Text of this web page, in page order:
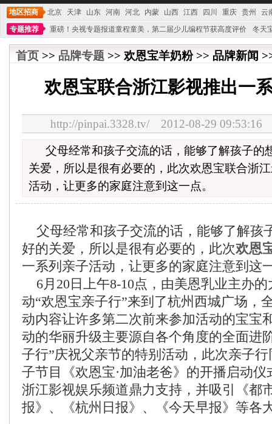
地区招商 北京 天津 山东 河南 河北 内蒙 山西 江西 四川 重庆 贵州
云
专题推荐
重磅！央视专题报道童程童美，第二届少儿编程节获高度评价
冬天
不能再单纯地销售产品,而要向增强服务转型,毕竟母婴产品比较特殊。”
妇幼广场
首页 >> 品牌专题 >> 欢恩宝羊奶粉 >> 品牌新闻
欢恩宝联合浙江影视推出一
http://pinpai.3328.tv/ 2012-08-29
父母经常和孩子交流的话，能够了解孩子的
关爱，所以是很有必要的，此次欢恩宝联合浙
活动，让更多的家庭注意到这一点。
父母经常和孩子交流的话，能够了解孩
好的关爱，所以是很有必要的，此次欢恩
一系列亲子活动，让更多的家庭注意到这
6月20日上午8-10点，由美恩乳业主办的
动“欢恩宝亲子行”来到了杭州西城广场，
动内容让许多第二次前来参加活动的宝宝
动的华丽升级主要源自各个角度的全面进
子行”庆祝父亲节的特别活动，此次亲子行
子节目《欢恩宝·加油老爸》的开播启动
浙江影视娱乐频道鼎力支持，并吸引《都
报》、《杭州日报》、《今天早报》等各